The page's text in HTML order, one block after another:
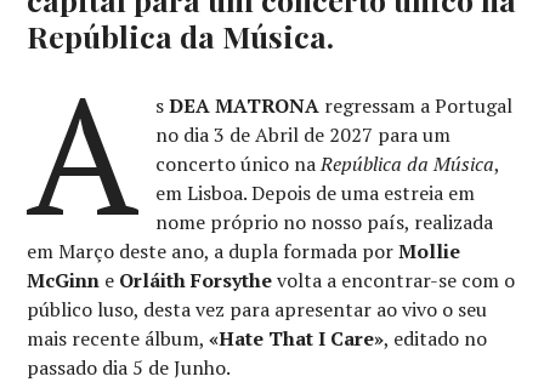
República da Música.
A sDEA MATRONAregressam a Portugal
no dia 3 de Abril de 2027 para um
concerto único naRepública da Música,
em Lisboa. Depois de uma estreia em
nome próprio no nosso país, realizada
em Março deste ano, a dupla formada porMollie
McGinn e Orláith Forsythevolta a encontrar-se com o
público luso, desta vez para apresentar ao vivo o seu
mais recente álbum,«Hate That I Care», editado no
passado dia 5 de Junho.